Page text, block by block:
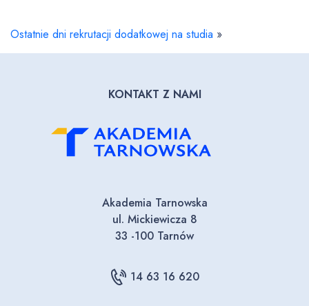
Ostatnie dni rekrutacji dodatkowej na studia »
KONTAKT Z NAMI
Akademia Tarnowska
ul. Mickiewicza 8
33 -100 Tarnów
14 63 16 620